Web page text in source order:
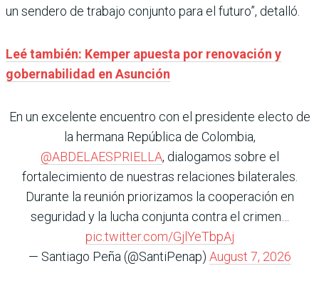
un sendero de trabajo conjunto para el futuro”, detalló.
Leé también: Kemper apuesta por renovación y
gobernabilidad en Asunción
En un excelente encuentro con el presidente electo de
la hermana República de Colombia,
@ABDELAESPRIELLA, dialogamos sobre el
fortalecimiento de nuestras relaciones bilaterales.
Durante la reunión priorizamos la cooperación en
seguridad y la lucha conjunta contra el crimen…
pic.twitter.com/GjlYeTbpAj
— Santiago Peña (@SantiPenap) August 7, 2026